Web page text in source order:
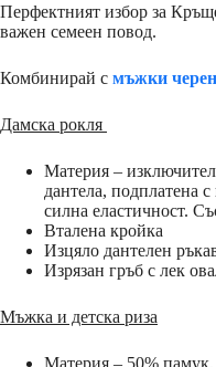
Перфектният избор за
важен семеен повод.
Комбинирай с мъжки
Дамска рокля
Материя –
дантела, подплатена
силна еластичност.
Вталена кройка
Изцяло дантелен
Изрязан гръб с лек
Мъжка и детска риза
Материя – 50% памук,